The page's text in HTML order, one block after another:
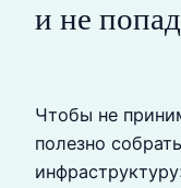
и не
Чтобы не
полезно